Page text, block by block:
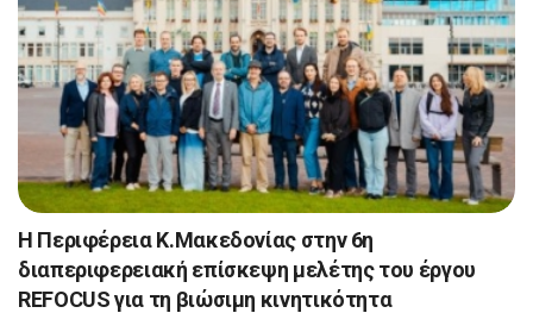
Η Περιφέρεια Κ.Μακεδονίας στην 6η
διαπεριφερειακή επίσκεψη μελέτης του έργου
REFOCUS για τη βιώσιμη κινητικότητα